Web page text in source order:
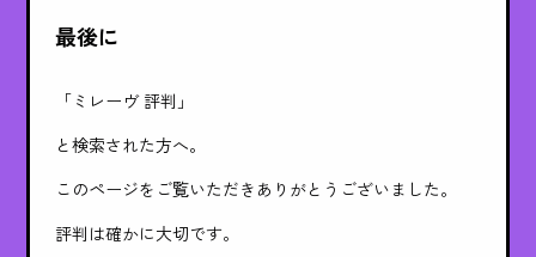
最後に
「ミレーヴ 評判」
と検索された方へ。
このページをご覧いただきありがとうございました。
評判は確かに大切です。